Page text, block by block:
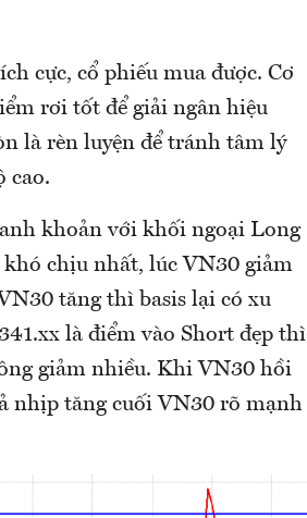
cực, cổ phiếu mua được. Cơ
rơi tốt để giải ngân hiệu
là rèn luyện để tránh tâm lý
cao.
khoản với khối ngoại Long
khó chịu nhất, lúc VN30 giảm
tăng thì basis lại có xu
là điểm vào Short đẹp thì
giảm nhiều. Khi VN30 hồi
nhịp tăng cuối VN30 rõ mạnh